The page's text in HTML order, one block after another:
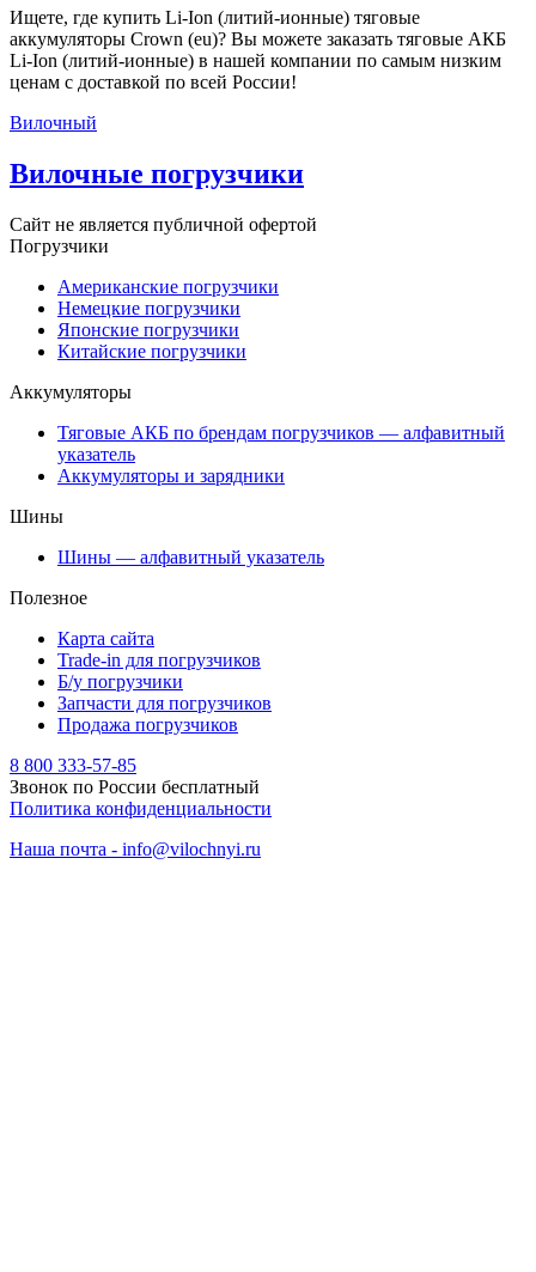
Ищете, где купить Li-Ion (литий-ионные) тяговые
аккумуляторы Crown (eu)? Вы можете заказать тяговые АКБ
Li-Ion (литий-ионные) в нашей компании по самым низким
ценам с доставкой по всей России!
Вилочный
Вилочные погрузчики
Сайт не является публичной офертой
Погрузчики
Американские погрузчики
Немецкие погрузчики
Японские погрузчики
Китайские погрузчики
Аккумуляторы
Тяговые АКБ по брендам погрузчиков — алфавитный
указатель
Аккумуляторы и зарядники
Шины
Шины — алфавитный указатель
Полезное
Карта сайта
Trade-in для погрузчиков
Б/у погрузчики
Запчасти для погрузчиков
Продажа погрузчиков
8 800 333-57-85
Звонок по России бесплатный
Политика конфиденциальности
Наша почта - info@vilochnyi.ru